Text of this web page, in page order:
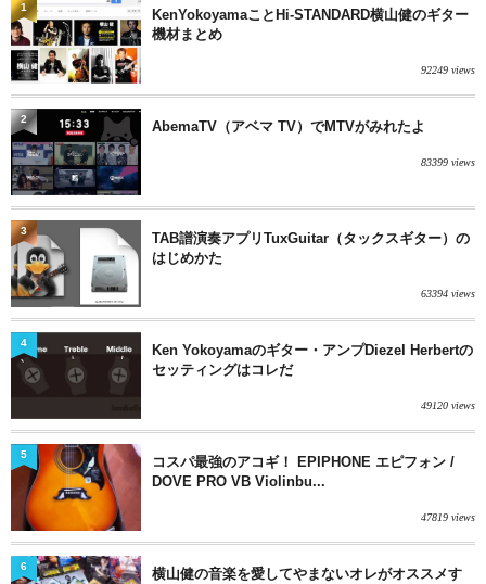
KenYokoyamaことHi-STANDARD横山健のギター
機材まとめ
92249 views
1
AbemaTV（アベマ TV）でMTVがみれたよ
83399 views
2
TAB譜演奏アプリTuxGuitar（タックスギター）の
はじめかた
63394 views
3
Ken Yokoyamaのギター・アンプDiezel Herbertの
セッティングはコレだ
49120 views
4
コスパ最強のアコギ！ EPIPHONE エピフォン /
DOVE PRO VB Violinbu...
47819 views
5
横山健の音楽を愛してやまないオレがオススメす
6